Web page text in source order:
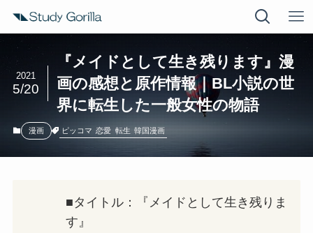
『メイドとして生き残ります』漫
画の感想と原作情報｜BL小説の世
界に転生した一般女性の物語
2021
5/20
漫画 ピッコマ 恋愛 転生 韓国漫画
■タイトル：『メイドとして生き残りま
す』